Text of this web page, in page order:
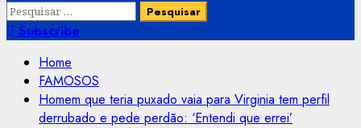
Pesquisar
por:Subscribe
Home
FAMOSOS
Homem que teria puxado vaia para Virginia tem perfil
derrubado e pede perdão: ‘Entendi que errei’